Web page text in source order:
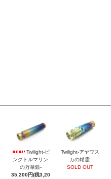
Twilight-ピ
ンクトルマリン
の万華鏡-
35,200円(税3,20
Twilight-アヤワス
カの精霊-
SOLD OUT